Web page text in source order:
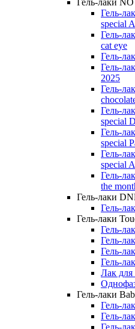
Гель-лаки
Гель-
special
Гель-
cat eye
Гель-
Гель-
2025
Гель-
Гель-
special
Гель-
special
Гель-
special
Гель-
the
Гель-лаки
Гель-
Гель-лаки
Гель-
Гель-
Гель-
Гель-
Лак для
Гель-лаки
Гель-
Гель-